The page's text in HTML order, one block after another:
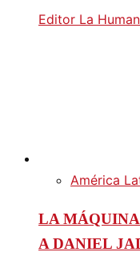
Editor La
América
LA
A DANIEL